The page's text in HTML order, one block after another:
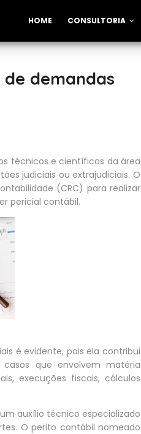
HOME CONSULTORIA
demandas
técnicos e científicos da área
judiciais ou extrajudiciais. O
(CRC) para realizar
pericial contábil.
é evidente, pois ela contribui
que envolvem matéria
execuções fiscais, cálculos
auxílio técnico especializado
O perito contábil nomeado